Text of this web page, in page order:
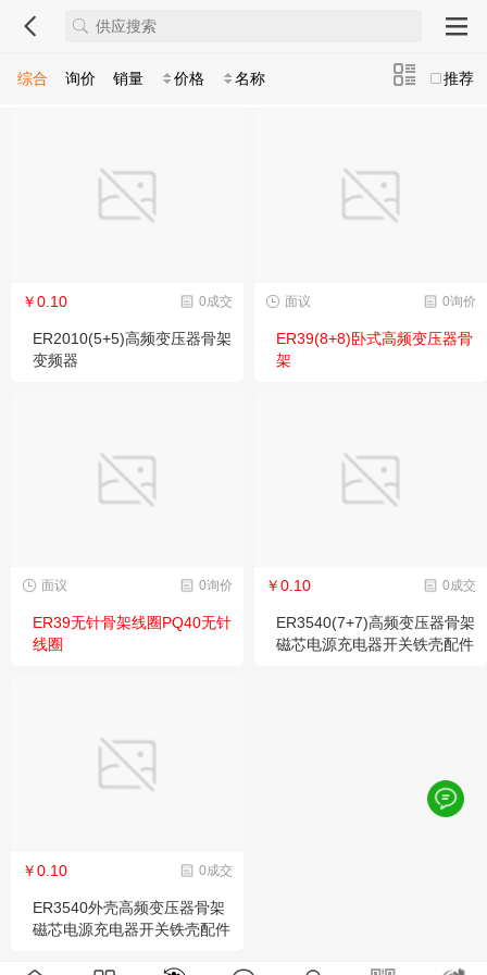
推荐
综合 询价 销量 价格 名称
0成交
￥0.10
ER2010(5+5)高频变压器骨架
变频器
0询价
面议
ER39(8+8)卧式高频变压器骨
架
0询价
面议
ER39无针骨架线圈PQ40无针
线圈
0成交
￥0.10
ER3540(7+7)高频变压器骨架
磁芯电源充电器开关铁壳配件
0成交
￥0.10
ER3540外壳高频变压器骨架
磁芯电源充电器开关铁壳配件